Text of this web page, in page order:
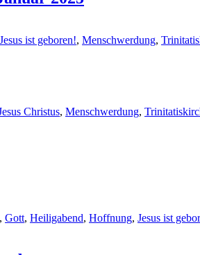
Jesus ist geboren!, Menschwerdung,
Christus, Menschwerdung,
, Gott, Heiligabend, Hoffnung, Jesus ist